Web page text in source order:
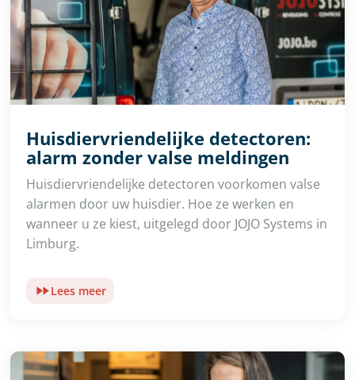
Huisdiervriendelijke detectoren:
alarm zonder valse meldingen
Huisdiervriendelijke detectoren voorkomen valse
alarmen door uw huisdier. Hoe ze werken en
wanneer u ze kiest, uitgelegd door JOJO Systems in
Limburg.
Lees meer